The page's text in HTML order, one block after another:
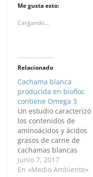
Me gusta esto:
Cargando...
Relacionado
Cachama blanca
producida en biofloc
contiene Omega 3
Un estudio caracterizó
los contenidos de
aminoácidos y ácidos
grasos de carne de
cachamas blancas
cultivadas con esta
técnica de producción
junio 7, 2017
En «Medio Ambiente»